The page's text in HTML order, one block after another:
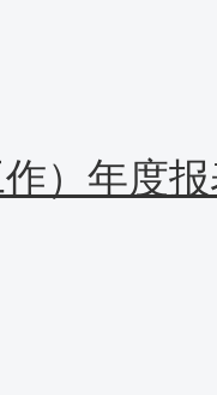
）年度